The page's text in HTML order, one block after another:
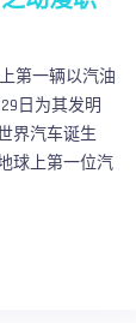
第一辆以汽油
日为其发明
界汽车诞生
球上第一位汽